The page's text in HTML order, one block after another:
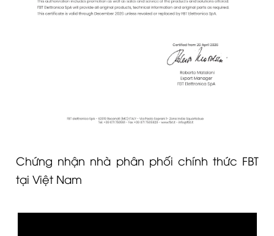
Chứng nhận nhà phân phối chính thức FBT
tại Việt Nam